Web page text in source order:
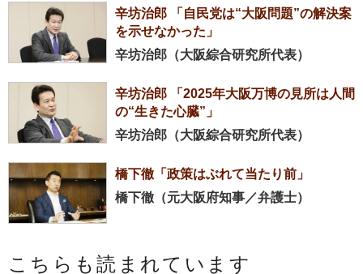
辛坊治郎 「自民党は“大阪問題”の解決案
を示せなかった」
辛坊治郎（大阪綜合研究所代表）
辛坊治郎 「2025年大阪万博の見所は人間
の“生きた心臓”」
辛坊治郎（大阪綜合研究所代表）
橋下徹「政策はぶれて当たり前」
橋下徹（元大阪府知事／弁護士）
こちらも読まれています